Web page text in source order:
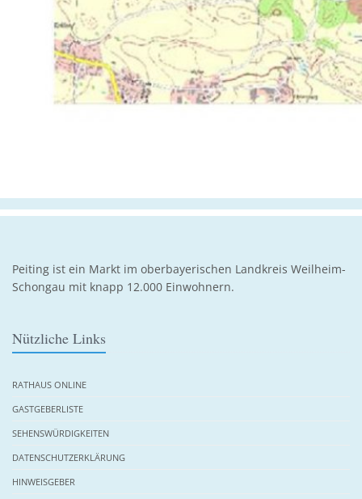
Peiting ist ein Markt im oberbayerischen Landkreis Weilheim-
Schongau mit knapp 12.000 Einwohnern.
Nützliche Links
RATHAUS ONLINE
GASTGEBERLISTE
SEHENSWÜRDIGKEITEN
DATENSCHUTZERKLÄRUNG
HINWEISGEBER